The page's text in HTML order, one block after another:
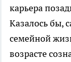
карьера
Казалось бы,
семейной
возрасте